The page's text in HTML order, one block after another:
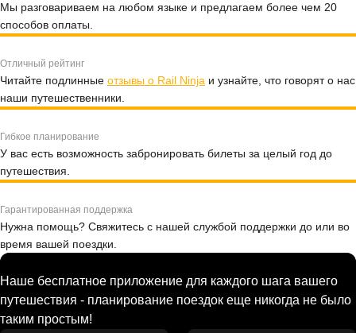
Мы разговариваем на любом языке и предлагаем более чем 20
способов оплаты.
Отличный рейтинг
Читайте подлинные отзывы о Rail Ninja и узнайте, что говорят о нас
наши путешественники.
Гибкое планирование
У вас есть возможность забронировать билеты за целый год до
путешествия.
Гарантированная поддержка
Нужна помощь? Свяжитесь с нашей службой поддержки до или во
время вашей поездки.
Наше бесплатное приложение для каждого шага вашего
путешествия - планирование поездок еще никогда не было
таким простым!